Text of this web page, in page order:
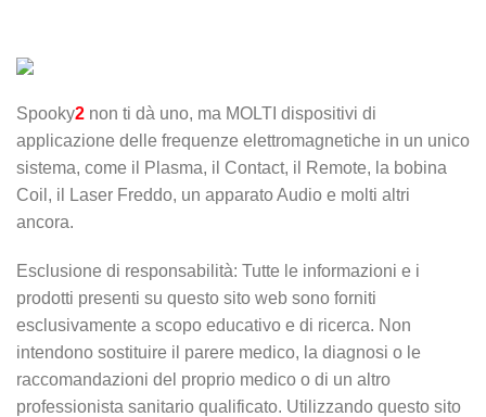
Spooky2 non ti dà uno, ma MOLTI dispositivi di
applicazione delle frequenze elettromagnetiche in un unico
sistema, come il Plasma, il Contact, il Remote, la bobina
Coil, il Laser Freddo, un apparato Audio e molti altri
ancora.
Esclusione di responsabilità: Tutte le informazioni e i
prodotti presenti su questo sito web sono forniti
esclusivamente a scopo educativo e di ricerca. Non
intendono sostituire il parere medico, la diagnosi o le
raccomandazioni del proprio medico o di un altro
professionista sanitario qualificato. Utilizzando questo sito